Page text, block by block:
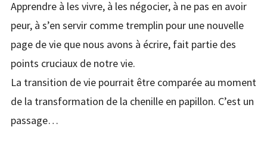
Apprendre à les vivre, à les négocier, à ne pas en avoir
peur, à s’en servir comme tremplin pour une nouvelle
page de vie que nous avons à écrire, fait partie des
points cruciaux de notre vie.
La transition de vie pourrait être comparée au moment
de la transformation de la chenille en papillon. C’est un
passage…